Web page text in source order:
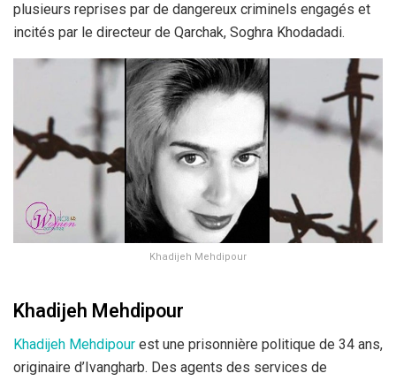
plusieurs reprises par de dangereux criminels engagés et
incités par le directeur de Qarchak, Soghra Khodadadi.
Khadijeh Mehdipour
Khadijeh Mehdipour
Khadijeh Mehdipour est une prisonnière politique de 34 ans,
originaire d’Ivangharb. Des agents des services de